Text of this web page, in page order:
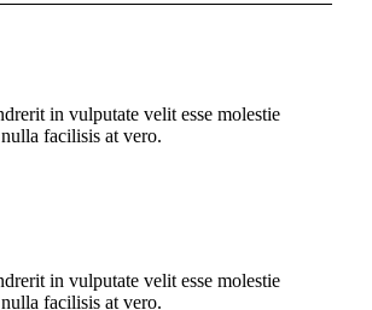
in vulputate velit esse molestie
facilisis at vero.
in vulputate velit esse molestie
facilisis at vero.